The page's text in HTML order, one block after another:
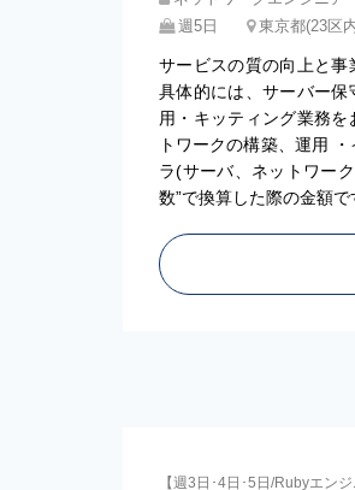
週5日
東京都(23区
サービスの質の向上と事
具体的には、サーバー
用・キッティング業務
トワークの構築、運用
ラ(サーバ、ネットワー
数”で換算した際の金額で
【週3日･4日･5日/Rubyエンジ